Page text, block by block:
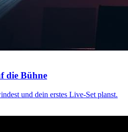
die Bühne
und dein erstes Live-Set planst.